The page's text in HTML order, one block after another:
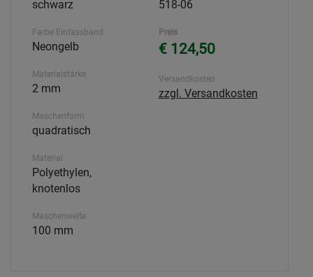
schwarz
Farbe Einfassband
Neongelb
Materialstärke
2 mm
Maschenform
quadratisch
Material
Polyethylen,
knotenlos
Maschenweite
100 mm
518-06
Preis
€ 124,50
Versandkosten
zzgl. Versandkosten